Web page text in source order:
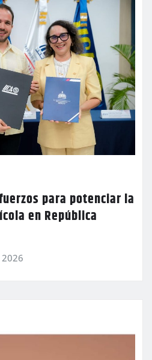
para potenciar la
en República